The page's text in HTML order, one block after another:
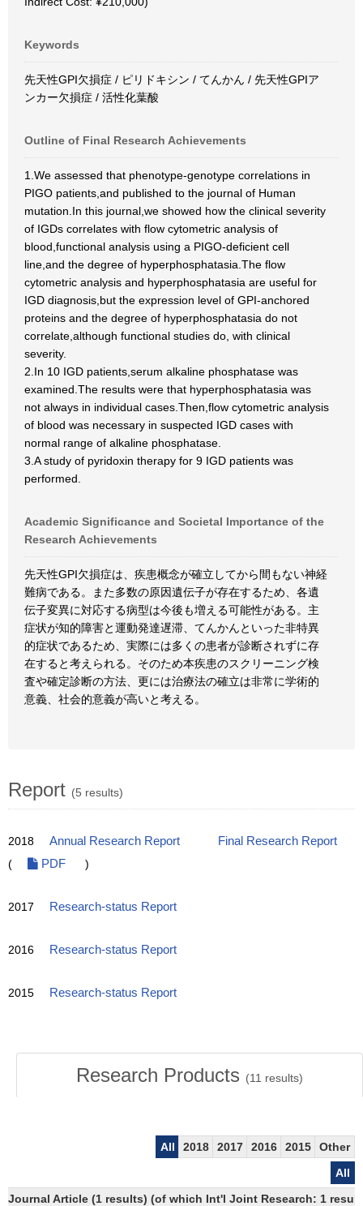
Keywords
先天性GPI欠損症 / ピリドキシン / てんかん / 先天性GPIア
ンカー欠損症 / 活性化葉酸
Outline of Final Research Achievements
1.We assessed that phenotype-genotype correlations in
PIGO patients,and published to the journal of Human
mutation.In this journal,we showed how the clinical severity
of IGDs correlates with flow cytometric analysis of
blood,functional analysis using a PIGO-deficient cell
line,and the degree of hyperphosphatasia.The flow
cytometric analysis and hyperphosphatasia are useful for
IGD diagnosis,but the expression level of GPI-anchored
proteins and the degree of hyperphosphatasia do not
correlate,although functional studies do, with clinical
severity.
2.In 10 IGD patients,serum alkaline phosphatase was
examined.The results were that hyperphosphatasia was
not always in individual cases.Then,flow cytometric analysis
of blood was necessary in suspected IGD cases with
normal range of alkaline phosphatase.
3.A study of pyridoxin therapy for 9 IGD patients was
performed.
Academic Significance and Societal Importance of the
Research Achievements
先天性GPI欠損症は、疾患概念が確立してから間もない神経
難病である。また多数の原因遺伝子が存在するため、各遺
伝子変異に対応する病型は今後も増える可能性がある。主
症状が知的障害と運動発達遅滞、てんかんといった非特異
的症状であるため、実際には多くの患者が診断されずに存
在すると考えられる。そのため本疾患のスクリーニング検
査や確定診断の方法、更には治療法の確立は非常に学術的
意義、社会的意義が高いと考える。
Report (5 results)
2018 Annual Research Report
Final Research Report
(
PDF )
2017 Research-status Report
2016 Research-status Report
2015 Research-status Report
Research Products (11 results)
All 2018 2017 2016 2015
Other
All
Journal Article (1 results) (of which Int'l Joint Research: 1